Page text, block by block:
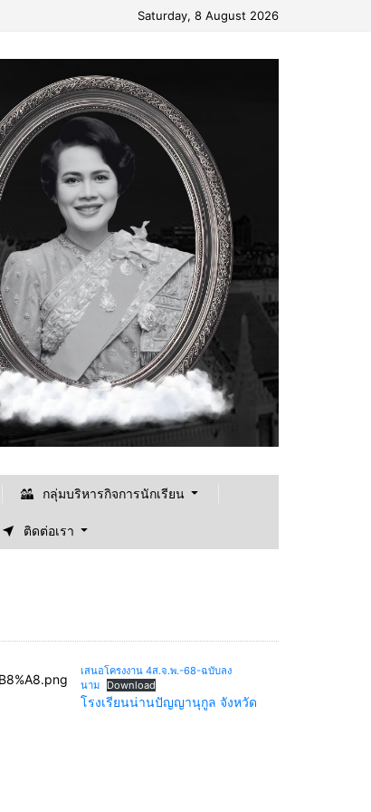
Saturday, 8 August 2026
กลุ่มบริหารกิจการนักเรียน
ติดต่อเรา
เสนอโครงงาน 4ส.จ.พ.-68-ฉบับลง
นาม
Download
โรงเรียนน่านปัญญานุกูล จังหวัด